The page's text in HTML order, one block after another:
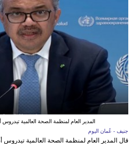
المدير العام لمنظمة الصحة العالمية
جنيف - عُمان اليوم
قال المدير العام لمنظمة الصحة العالمية تيدروس